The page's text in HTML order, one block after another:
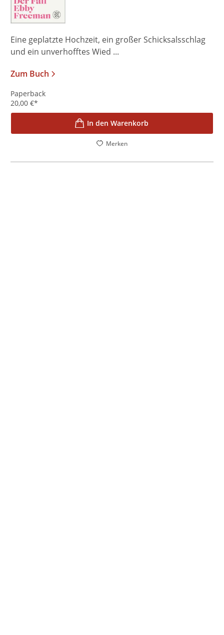
Eine geplatzte Hochzeit, ein großer Schicksalsschlag
und ein unverhofftes Wied ...
Zum Buch
Paperback
20,00 €*
In den Warenkorb
Merken